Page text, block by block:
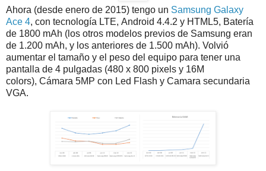
Ahora (desde enero de 2015) tengo un Samsung Galaxy
Ace 4, con tecnología LTE, Android 4.4.2 y HTML5, Batería
de 1800 mAh (los otros modelos previos de Samsung eran
de 1.200 mAh, y los anteriores de 1.500 mAh). Volvió
aumentar el tamaño y el peso del equipo para tener una
pantalla de 4 pulgadas (480 x 800 pixels y 16M
colors), Cámara 5MP con Led Flash y Camara secundaria
VGA.